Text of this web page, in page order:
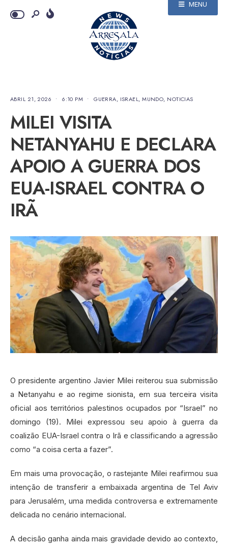
MENU
ABRIL 21, 2026 • 6:10 PM • GUERRA, ISRAEL,MUNDO, NOTICIAS
MILEI VISITA
NETANYAHU E DECLARA
APOIO A GUERRA DOS
EUA-ISRAEL CONTRA O
IRÃ
O presidente argentino Javier Milei reiterou sua submissão
a Netanyahu e ao regime sionista, em sua terceira visita
oficial aos territórios palestinos ocupados por “Israel” no
domingo (19). Milei expressou seu apoio à guerra da
coalizão EUA-Israel contra o Irã e classificando a agressão
como “a coisa certa a fazer”.
Em mais uma provocação, o rastejante Milei reafirmou sua
intenção de transferir a embaixada argentina de Tel Aviv
para Jerusalém, uma medida controversa e extremamente
delicada no cenário internacional.
A decisão ganha ainda mais gravidade devido ao contexto,